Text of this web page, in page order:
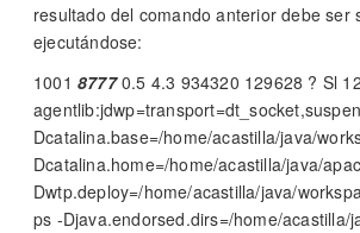
resultado del comando anterior debe
ejecutándose:
1001 87770.5 4.3 934320 129628 ? Sl
Dcatalina.base=/home/acastilla/java/
Dcatalina.home=/home/acastilla/java/
Dwtp.deploy=/home/acastilla/java/
ps -Djava.endorsed.dirs=/home/